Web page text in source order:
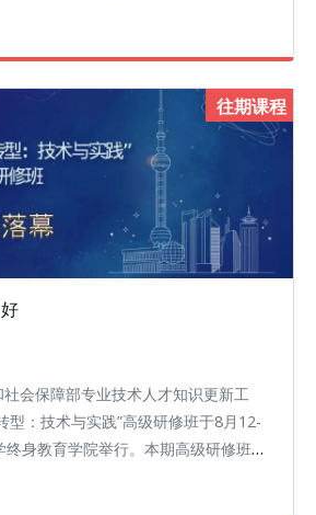
数字技术工程师(大数据)培训项目，上
院战
往期课程
会保障部专业技术人才知识更新工
型：技术与实践”高级研修班于8月12-
身教育学院举行。本期高级研修班由
业技术人员继续教育基地承办，并取
团建破